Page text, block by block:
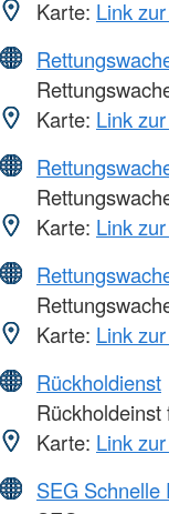
Karte: Link
Karte: Link
Karte: Link
Karte: Link
Rückholdienst
Karte: Link
SEG Schnelle